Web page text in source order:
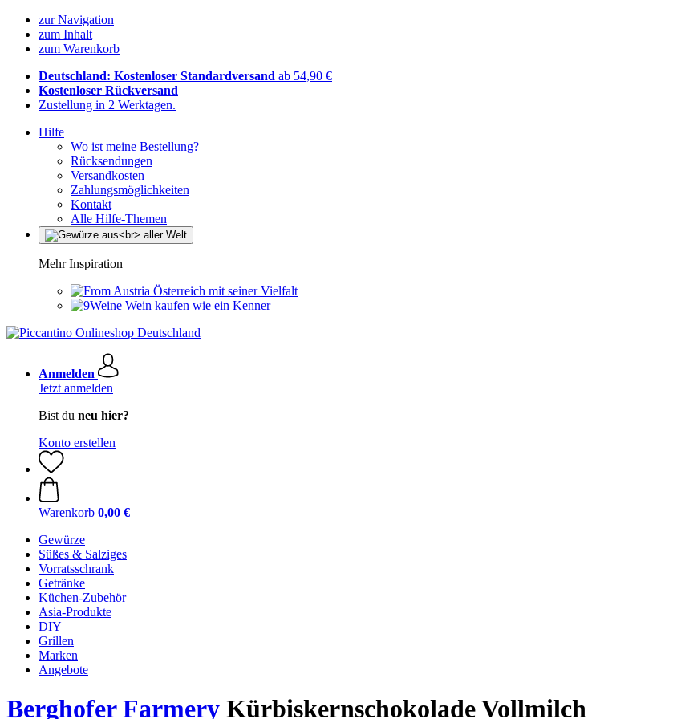
zur Navigation
zum Inhalt
zum Warenkorb
Deutschland: Kostenloser Standardversand ab 54,90 €
Kostenloser Rückversand
Zustellung in 2 Werktagen.
Hilfe
Wo ist meine Bestellung?
Rücksendungen
Versandkosten
Zahlungsmöglichkeiten
Kontakt
Alle Hilfe-Themen
Mehr Inspiration
Österreich mit seiner Vielfalt
Wein kaufen wie ein Kenner
Anmelden
Jetzt anmelden
Bist du neu hier?
Konto erstellen
Warenkorb 0,00 €
Gewürze
Süßes & Salziges
Vorratsschrank
Getränke
Küchen-Zubehör
Asia-Produkte
DIY
Grillen
Marken
Angebote
Berghofer Farmery Kürbiskernschokolade Vollmilch